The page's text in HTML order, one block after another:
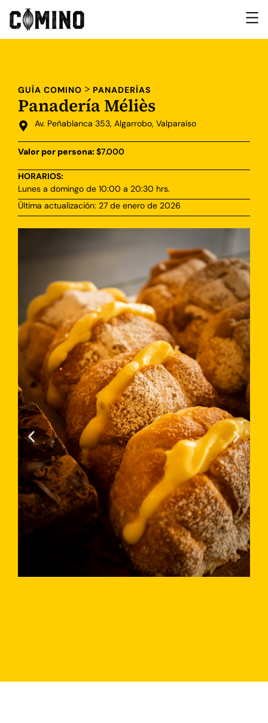
GUÍA COMINO > PANADERÍAS
Panadería Méliès
Av. Peñablanca 353, Algarrobo, Valparaíso
Valor por persona: $7.000
HORARIOS:
Lunes a domingo de 10:00 a 20:30 hrs.
Última actualización: 27 de enero de 2026